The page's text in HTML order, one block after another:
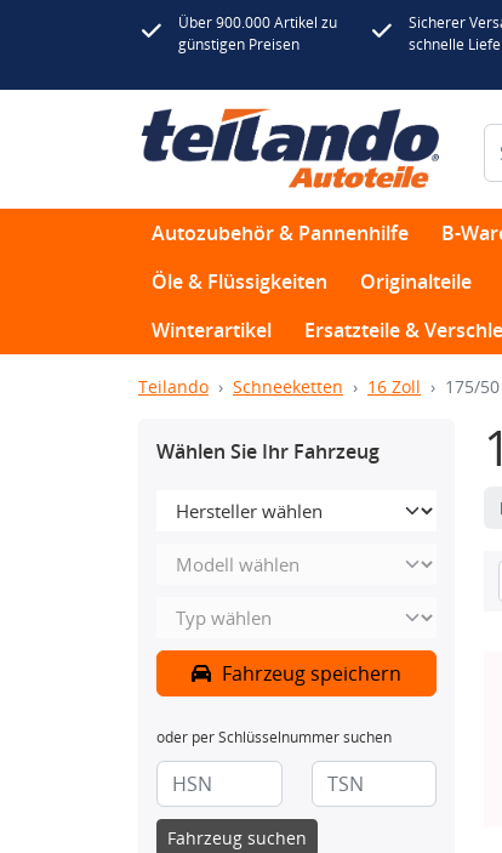
Über 900.000 Artikel zu
günstigen Preisen
Sicherer
schnelle
Autozubehör & Pannenhilfe B-
Öle & Flüssigkeiten
Originalteile
Winterartikel
Ersatzteile &
Teilando Schneeketten 16 Zoll 175/
Wählen Sie Ihr Fahrzeug
Fahrzeug speichern
oder per Schlüsselnummer suchen
Fahrzeug suchen